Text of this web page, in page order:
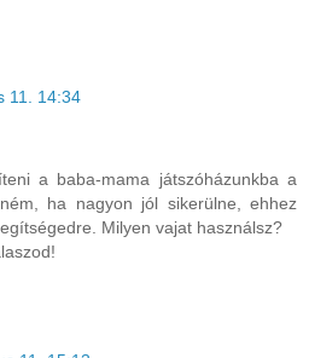
11. 14:34
a baba-mama játszóházunkba a
ha nagyon jól sikerülne, ehhez
Milyen vajat használsz?